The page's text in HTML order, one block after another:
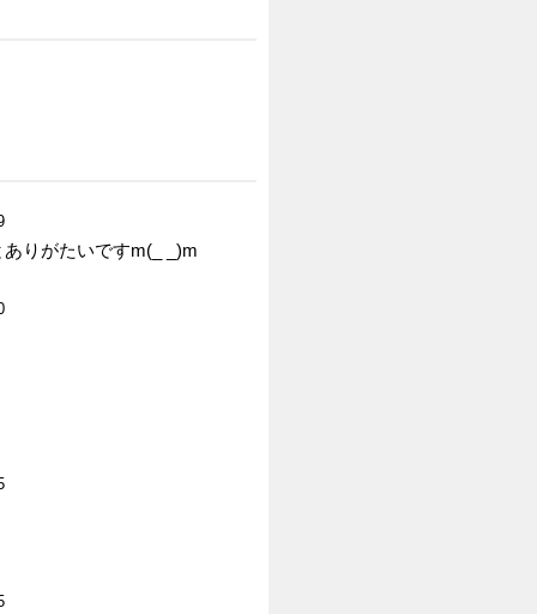
りがたいですm(_ _)m